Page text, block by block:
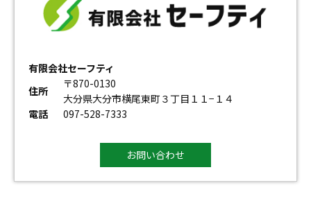
有限会社セーフティ
住所
〒870-0130
大分県大分市横尾東町３丁目１１−１４
電話
097-528-7333
お問い合わせ